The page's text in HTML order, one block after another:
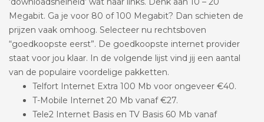
Megabit. Ga je voor 80 of 100 Megabit? Dan schieten de
prijzen vaak omhoog. Selecteer nu rechtsboven
“goedkoopste eerst”. De goedkoopste internet provider
staat voor jou klaar. In de volgende lijst vind jij een aantal
van de populaire voordelige pakketten.
Telfort Internet Extra 100 Mb voor ongeveer €40.
T-Mobile Internet 20 Mb vanaf €27.
Tele2 Internet Basis en TV Basis 60 Mb vanaf